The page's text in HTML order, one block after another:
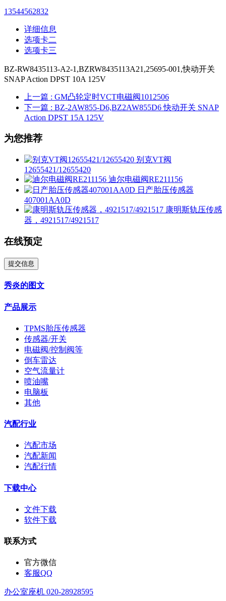
13544562832
详细信息
选项卡二
选项卡三
BZ-RW8435113-A2-1,BZRW8435113A21,25695-001,快动开关
SNAP Action DPST 10A 125V
上一篇 : GM凸轮定时VCT电磁阀1012506
下一篇 : BZ-2AW855-D6,BZ2AW855D6 快动开关 SNAP
Action DPST 15A 125V
为您推荐
别克VT阀
12655421/12655420
迪尔电磁阀RE211156
日产胎压传感器
407001AA0D
康明斯轨压传感
器，4921517/4921517
在线预定
提交信息
秀炎的图文
产品展示
TPMS胎压传感器
传感器/开关
电磁阀/控制阀等
倒车雷达
空气流量计
喷油嘴
电脑板
其他
汽配行业
汽配市场
汽配新闻
汽配行情
下载中心
文件下载
软件下载
联系方式
官方微信
客服QQ
办公室座机 020-28928595